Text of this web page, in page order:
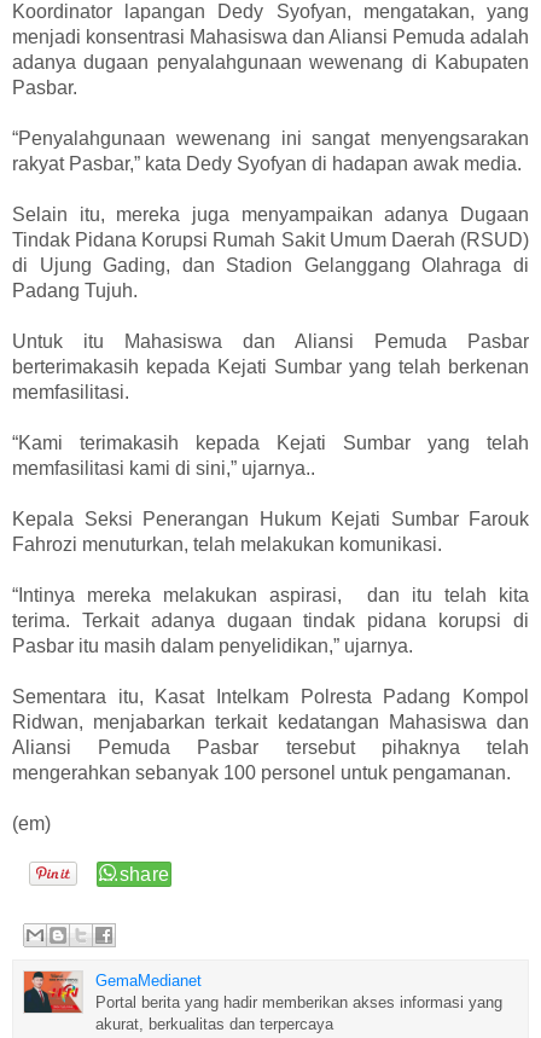
Koordinator lapangan Dedy Syofyan, mengatakan, yang
menjadi konsentrasi Mahasiswa dan Aliansi Pemuda adalah
adanya dugaan penyalahgunaan wewenang di Kabupaten
Pasbar.
“Penyalahgunaan wewenang ini sangat menyengsarakan
rakyat Pasbar,” kata Dedy Syofyan di hadapan awak media.
Selain itu, mereka juga menyampaikan adanya Dugaan
Tindak Pidana Korupsi Rumah Sakit Umum Daerah (RSUD)
di Ujung Gading, dan Stadion Gelanggang Olahraga di
Padang Tujuh.
Untuk itu Mahasiswa dan Aliansi Pemuda Pasbar
berterimakasih kepada Kejati Sumbar yang telah berkenan
memfasilitasi.
“Kami terimakasih kepada Kejati Sumbar yang telah
memfasilitasi kami di sini,” ujarnya..
Kepala Seksi Penerangan Hukum Kejati Sumbar Farouk
Fahrozi menuturkan, telah melakukan komunikasi.
“Intinya mereka melakukan aspirasi, dan itu telah kita
terima. Terkait adanya dugaan tindak pidana korupsi di
Pasbar itu masih dalam penyelidikan,” ujarnya.
Sementara itu, Kasat Intelkam Polresta Padang Kompol
Ridwan, menjabarkan terkait kedatangan Mahasiswa dan
Aliansi Pemuda Pasbar tersebut pihaknya telah
mengerahkan sebanyak 100 personel untuk pengamanan.
(em)
GemaMedianet
Portal berita yang hadir memberikan akses informasi yang
akurat, berkualitas dan terpercaya